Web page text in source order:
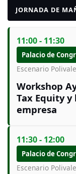
JORNADA DE
11:00 - 11:30
Palacio de
Escenario
Workshop
Tax Equity
empresa
11:30 - 12:00
Palacio de
Escenario